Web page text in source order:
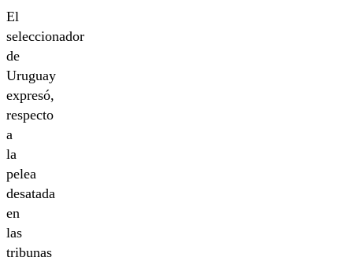
El
seleccionador
de
Uruguay
expresó,
respecto
a
la
pelea
desatada
en
las
tribunas